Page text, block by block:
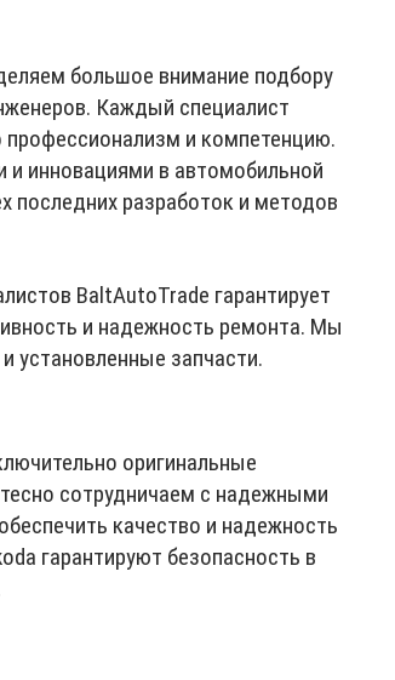
большое внимание подбору
Каждый специалист
и компетенцию.
инновациями в автомобильной
последних разработок и методов
BaltAutoTrade гарантирует
и надежность ремонта. Мы
установленные запчасти.
оригинальные
сотрудничаем с надежными
качество и надежность
гарантируют безопасность в